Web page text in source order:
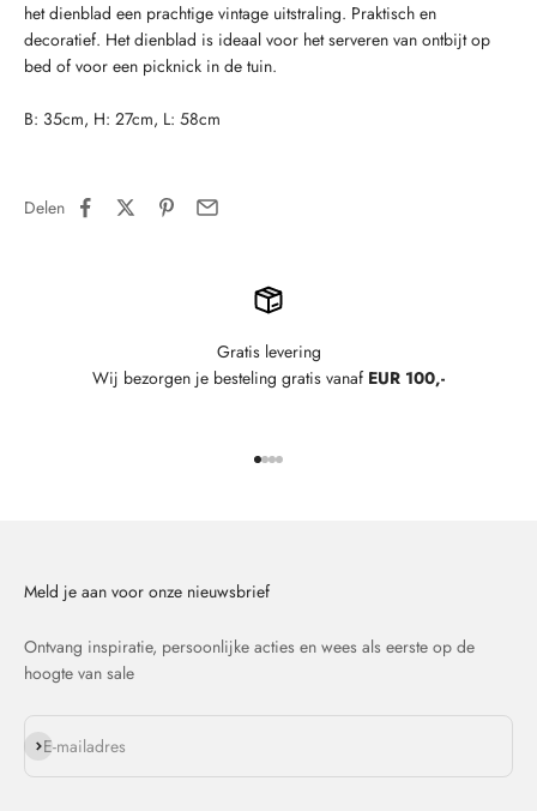
het dienblad een prachtige vintage uitstraling. Praktisch en
decoratief. Het dienblad is ideaal voor het serveren van ontbijt op
bed of voor een picknick in de tuin.
B: 35cm, H: 27cm, L: 58cm
Delen
Gratis levering
Wij bezorgen je besteling gratis vanaf EUR 100,-
Meld je aan voor onze nieuwsbrief
Ontvang inspiratie, persoonlijke acties en wees als eerste op de
hoogte van sale
E-mailadres
Abonneren